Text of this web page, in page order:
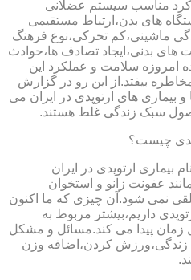
مناسب سیستم عضلانی
های بدن،ارتباط مستقیمی
ماشینی،کم تحرکی،نوع فرهنگ
بدنی،ایجاد تصادف ها،حوادث
امروزه سلامت و عملکرد این
بیفتد.از این رو در گزارش
بیماری های ارتوپدی در ایران می
محصول سبک زندگی غلط هستند.
چیست؟
بیماری ارتوپدی در ایران
عفونت زانو و استخوان
تلقی نمی شود.آن چیزی که ما اکنون
داریم،بیشتر مربوط به
پیدا می کند.مسائل و مشکل
کردن،اضافه وزن